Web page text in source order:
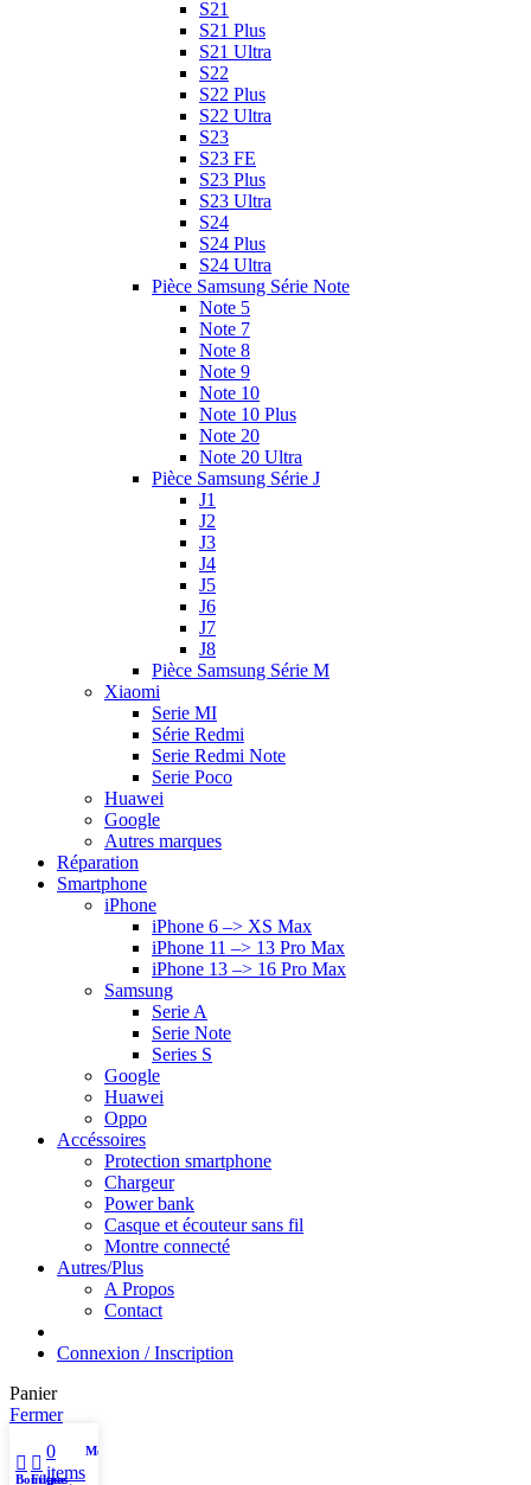
S21
S21 Plus
S21 Ultra
S22
S22 Plus
S22 Ultra
S23
S23 FE
S23 Plus
S23 Ultra
S24
S24 Plus
S24 Ultra
Pièce Samsung Série Note
Note 5
Note 7
Note 8
Note 9
Note 10
Note 10 Plus
Note 20
Note 20 Ultra
Pièce Samsung Série J
J1
J2
J3
J4
J5
J6
J7
J8
Pièce Samsung Série M
Xiaomi
Serie MI
Série Redmi
Serie Redmi Note
Serie Poco
Huawei
Google
Autres marques
Réparation
Smartphone
iPhone
iPhone 6 –> XS Max
iPhone 11 –> 13 Pro Max
iPhone 13 –> 16 Pro Max
Samsung
Serie A
Serie Note
Series S
Google
Huawei
Oppo
Accéssoires
Protection smartphone
Chargeur
Power bank
Casque et écouteur sans fil
Montre connecté
Autres/Plus
A Propos
Contact
Connexion / Inscription
Panier
Fermer
Boutique
Filtres
0
items
Mon compte